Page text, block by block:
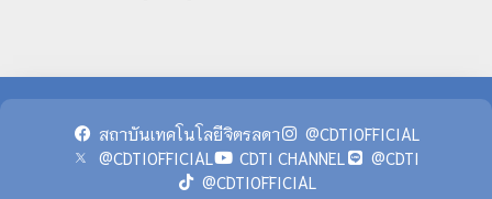
สถาบันเทคโนโลยีจิตรลดา
@CDTIOFFICIAL
@CDTIOFFICIAL
CDTI CHANNEL
@CDTI
@CDTIOFFICIAL